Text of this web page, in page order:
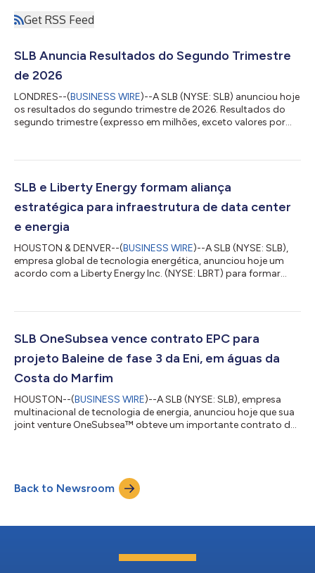
Get RSS Feed
SLB Anuncia Resultados do Segundo Trimestre
de 2026
LONDRES--(BUSINESS WIRE)--A SLB (NYSE: SLB) anunciou hoje
os resultados do segundo trimestre de 2026. Resultados do
segundo trimestre (expresso em milhões, exceto valores por
Receita $8.972 $8.721 $8.546 3% 5% Lucro antes dos
de lucro antes dos impostos - base GAAP 11,3% 11,0% 15,0%
38 bps -369 bps Lucro lí...
SLB e Liberty Energy formam aliança
estratégica para infraestrutura de data center
e energia
HOUSTON & DENVER--(BUSINESS WIRE)--A SLB (NYSE: SLB),
empresa global de tecnologia energética, anunciou hoje um
acordo com a Liberty Energy Inc. (NYSE: LBRT) para formar
projetos de data centers em todo o mundo. A colaboração
modular, geração de energia e operações para apoiar a rápida
SLB OneSubsea vence contrato EPC para
projeto Baleine de fase 3 da Eni, em águas da
Costa do Marfim
HOUSTON--(BUSINESS WIRE)--A SLB (NYSE: SLB), empresa
multinacional de tecnologia de energia, anunciou hoje que sua
joint venture OneSubsea™ obteve um importante contrato de
contrato, a SLB OneSubsea irá fornecer sistemas completos de
produção submarina (SPS) para 13 poços, reforçando seu
papel como parceira estratégica d...
Back to Newsroom